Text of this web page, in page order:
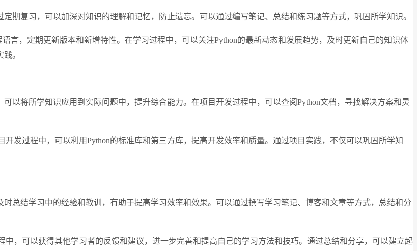
期复习，可以加深对知识的理解和记忆，防止遗忘。可以通过编写笔记、总结和练习题等方式，巩固所学知识。
言，定期更新版本和新增特性。在学习过程中，可以关注Python的最新动态和发展趋势，及时更新自己的知识体
。
以将所学知识应用到实际问题中，提升综合能力。在项目开发过程中，可以查阅Python文档，寻找解决方案和灵
发过程中，可以利用Python的标准库和第三方库，提高开发效率和质量。通过项目实践，不仅可以巩固所学知
总结学习中的经验和教训，有助于提高学习效率和效果。可以通过撰写学习笔记、博客和文章等方式，总结和分
，可以获得其他学习者的反馈和建议，进一步完善和提高自己的学习方法和技巧。通过总结和分享，可以建立起